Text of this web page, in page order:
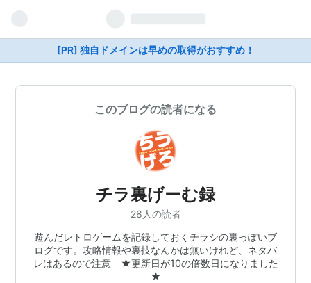
[PR] 独自ドメインは早めの取得がおすすめ！
このブログの読者になる
チラ裏げーむ録
28人の読者
遊んだレトロゲームを記録しておくチラシの裏っぽいブ
ログです。攻略情報や裏技なんかは無いけれど、ネタバ
レはあるので注意 ★更新日が10の倍数日になりました
★